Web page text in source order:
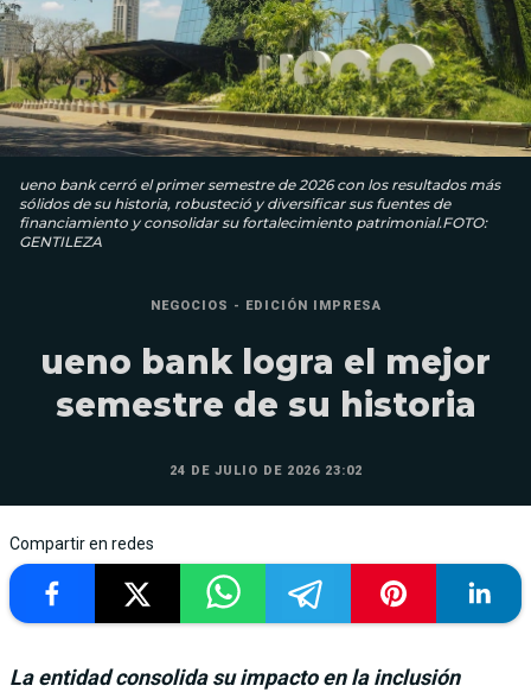
ueno bank cerró el primer semestre de 2026 con los resultados más
sólidos de su historia, robusteció y diversificar sus fuentes de
financiamiento y consolidar su fortalecimiento patrimonial.FOTO:
GENTILEZA
NEGOCIOS - EDICIÓN IMPRESA
ueno bank logra el mejor
semestre de su historia
24 DE JULIO DE 2026 23:02
Compartir en redes
La entidad consolida su impacto en la inclusión